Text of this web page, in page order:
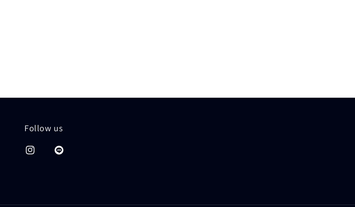
Follow us